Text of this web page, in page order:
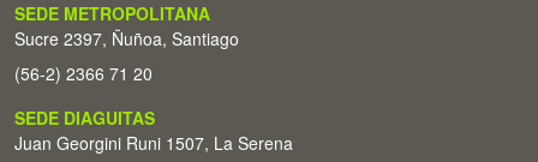
SEDE METROPOLITANA
Sucre 2397, Ñuñoa, Santiago
(56-2) 2366 71 20
SEDE DIAGUITAS
Juan Georgini Runi 1507, La Serena